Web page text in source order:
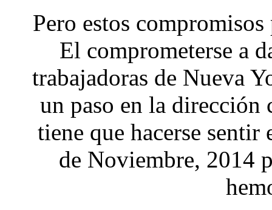
Pero estos
El comprometerse a
trabajadoras de Nueva
un paso en la dirección
tiene que hacerse
de Noviembre, 2014